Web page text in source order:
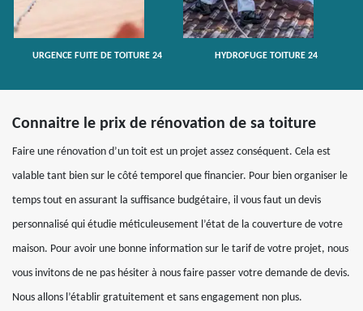
URGENCE FUITE DE TOITURE 24 HYDROFUGE TOITURE 24
Connaitre le prix de rénovation de sa toiture
Faire une rénovation d’un toit est un projet assez conséquent. Cela est
valable tant bien sur le côté temporel que financier. Pour bien organiser le
temps tout en assurant la suffisance budgétaire, il vous faut un devis
personnalisé qui étudie méticuleusement l’état de la couverture de votre
maison. Pour avoir une bonne information sur le tarif de votre projet, nous
vous invitons de ne pas hésiter à nous faire passer votre demande de devis.
Nous allons l’établir gratuitement et sans engagement non plus.